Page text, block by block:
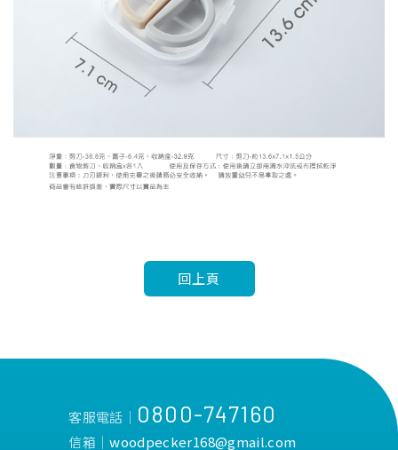
回上頁
客服電話│ 0800-747160
信箱│woodpecker168@gmail.com